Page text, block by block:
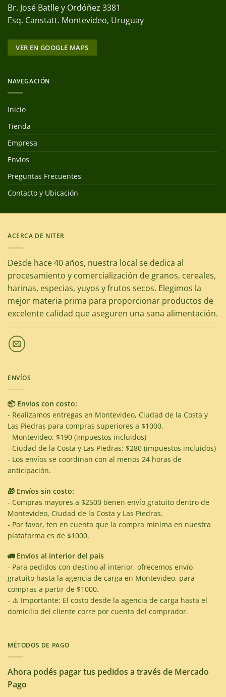
Br. José Batlle y Ordóñez 3381
Esq. Canstatt. Montevideo, Uruguay
VER EN GOOGLE MAPS
NAVEGACIÓN
Inicio
Tienda
Empresa
Envíos
Preguntas Frecuentes
Contacto y Ubicación
ACERCA DE NITER
Desde hace 40 años, nuestra local se dedica al
procesamiento y comercialización de granos, cereales,
harinas, especias, yuyos y frutos secos. Elegimos la
mejor materia prima para proporcionar productos de
excelente calidad que aseguren una sana alimentación.
ENVÍOS
📦 Envíos con costo:
- Realizamos entregas en Montevideo, Ciudad de la Costa y
Las Piedras para compras superiores a $1000.
- Montevideo: $190 (impuestos incluidos)
- Ciudad de la Costa y Las Piedras: $280 (impuestos incluidos)
- Los envíos se coordinan con al menos 24 horas de
anticipación.
🎁 Envíos sin costo:
- Compras mayores a $2500 tienen envío gratuito dentro de
Montevideo, Ciudad de la Costa y Las Piedras.
- Por favor, ten en cuenta que la compra mínima en nuestra
plataforma es de $1000.
🚛 Envíos al interior del país
- Para pedidos con destino al interior, ofrecemos envío
gratuito hasta la agencia de carga en Montevideo, para
compras a partir de $1000.
- ⚠️ Importante: El costo desde la agencia de carga hasta el
domicilio del cliente corre por cuenta del comprador.
MÉTODOS DE PAGO
Ahora podés pagar tus pedidos a través de Mercado
Pago